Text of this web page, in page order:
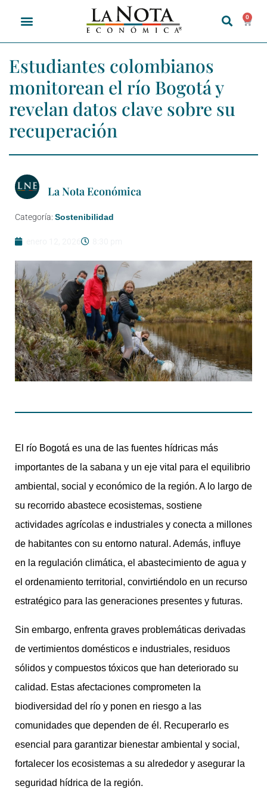
0
Estudiantes colombianos
monitorean el río Bogotá y
revelan datos clave sobre su
recuperación
La Nota Económica
Categoría: Sostenibilidad
El río Bogotá es una de las fuentes hídricas más
importantes de la sabana y un eje vital para el equilibrio
ambiental, social y económico de la región. A lo largo de
su recorrido abastece ecosistemas, sostiene
actividades agrícolas e industriales y conecta a millones
de habitantes con su entorno natural. Además, influye
en la regulación climática, el abastecimiento de agua y
el ordenamiento territorial, convirtiéndolo en un recurso
estratégico para las generaciones presentes y futuras.
Sin embargo, enfrenta graves problemáticas derivadas
de vertimientos domésticos e industriales, residuos
sólidos y compuestos tóxicos que han deteriorado su
calidad. Estas afectaciones comprometen la
biodiversidad del río y ponen en riesgo a las
comunidades que dependen de él. Recuperarlo es
esencial para garantizar bienestar ambiental y social,
fortalecer los ecosistemas a su alrededor y asegurar la
seguridad hídrica de la región.